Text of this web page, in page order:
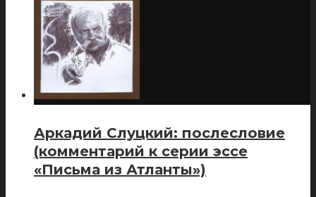
Аркадий Слуцкий: послесловие
(комментарий к серии эссе
«Письма из Атланты»)